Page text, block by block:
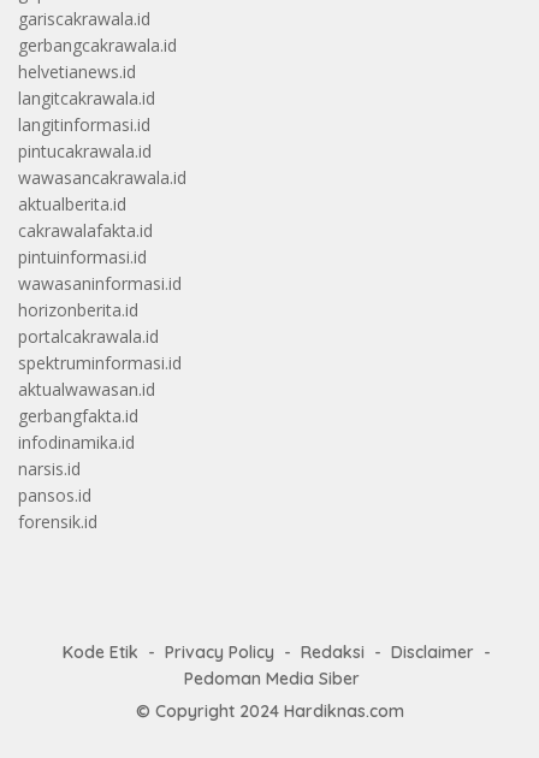
gariscakrawala.id
gerbangcakrawala.id
helvetianews.id
langitcakrawala.id
langitinformasi.id
pintucakrawala.id
wawasancakrawala.id
aktualberita.id
cakrawalafakta.id
pintuinformasi.id
wawasaninformasi.id
horizonberita.id
portalcakrawala.id
spektruminformasi.id
aktualwawasan.id
gerbangfakta.id
infodinamika.id
narsis.id
pansos.id
forensik.id
Kode Etik Privacy Policy Redaksi
Disclaimer
Pedoman Media Siber
© Copyright 2024 Hardiknas.com